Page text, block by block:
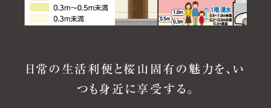
日常の生活利便と桜山固有の魅力を、い
つも身近に享受する。